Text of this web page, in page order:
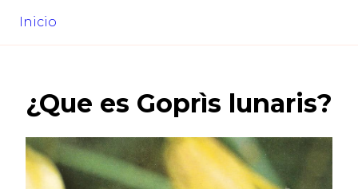
Inicio
¿Que es Goprìs lunaris?